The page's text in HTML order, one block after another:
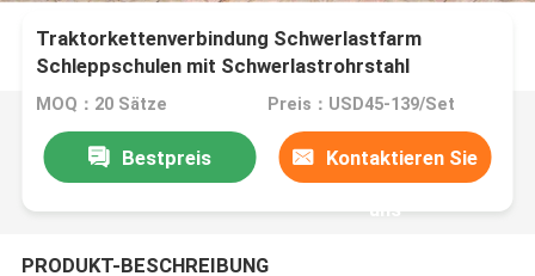
Traktorkettenverbindung Schwerlastfarm
Schleppschulen mit Schwerlastrohrstahl
MOQ：20 Sätze Preis：USD45-139/Set
Bestpreis Kontaktieren Sie
uns
PRODUKT-BESCHREIBUNG